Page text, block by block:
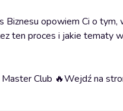
Biznesu opowiem Ci o tym,
ten proces i jakie tematy
Club 🔥Wejdź na